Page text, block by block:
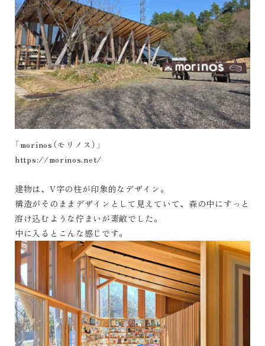
「morinos（モリノス）」
https://morinos.net/
建物は、V字の柱が印象的なデザイン。
構造がそのままデザインとして見えていて、森の中にすっと
溶け込むような佇まいが素敵でした。
中に入るとこんな感じです。